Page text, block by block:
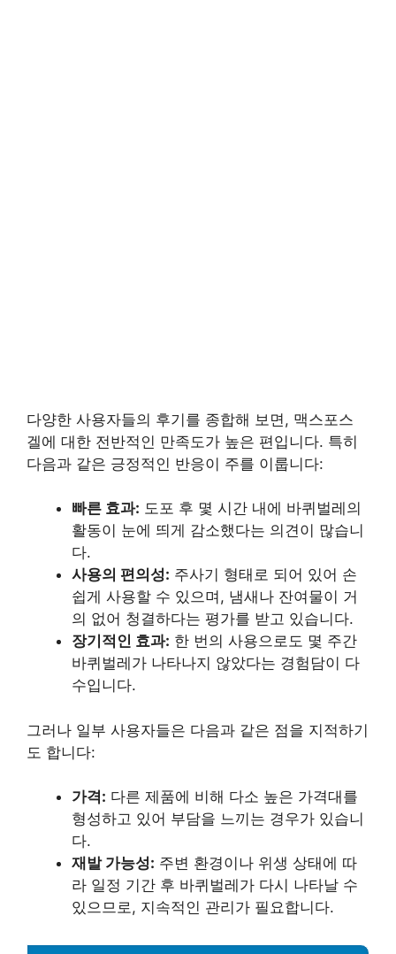
다양한 사용자들의 후기를 종합해 보면, 맥스포스
겔에 대한 전반적인 만족도가 높은 편입니다. 특히
다음과 같은 긍정적인 반응이 주를 이룹니다:
빠른 효과: 도포 후 몇 시간 내에 바퀴벌레의
활동이 눈에 띄게 감소했다는 의견이 많습니
다.
사용의 편의성: 주사기 형태로 되어 있어 손
쉽게 사용할 수 있으며, 냄새나 잔여물이 거
의 없어 청결하다는 평가를 받고 있습니다.
장기적인 효과: 한 번의 사용으로도 몇 주간
바퀴벌레가 나타나지 않았다는 경험담이 다
수입니다.
그러나 일부 사용자들은 다음과 같은 점을 지적하기
도 합니다:
가격: 다른 제품에 비해 다소 높은 가격대를
형성하고 있어 부담을 느끼는 경우가 있습니
다.
재발 가능성: 주변 환경이나 위생 상태에 따
라 일정 기간 후 바퀴벌레가 다시 나타날 수
있으므로, 지속적인 관리가 필요합니다.